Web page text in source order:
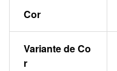
Cor
Variante de Co
r